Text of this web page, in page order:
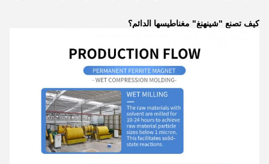
كيف تصنع "شينهنغ" مغناطيسها الدائم؟